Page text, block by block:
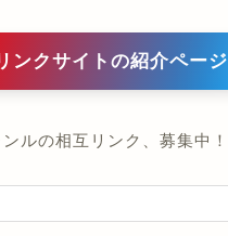
ンクサイトの紹介ページ
ルの相互リンク、募集中！